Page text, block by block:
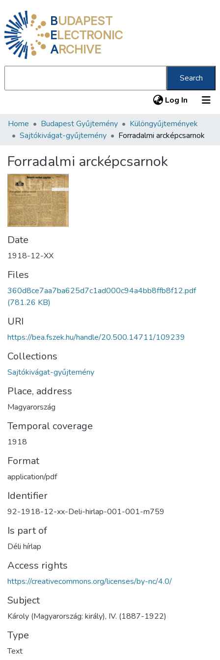
BUDAPEST
ELECTRONIC
ARCHIVE
Search
Log In (current)
Communities & Collections
Statistics
About us
Home Budapest Gyűjtemény
Különgyűjtemények
Sajtókivágat-gyűjtemény
Forradalmi arcképcsarnok
Forradalmi arcképcsarnok
Date
1918-12-XX
Files
360d8ce7aa7ba625d7c1ad000c94a4bb8ffb8f12.pdf
(781.26 KB)
URI
https://bea.fszek.hu/handle/20.500.14711/109239
Collections
Sajtókivágat-gyűjtemény
Place, address
Magyarország
Temporal coverage
1918
Format
application/pdf
Identifier
92-1918-12-xx-Deli-hirlap-001-001-m759
Is part of
Déli hírlap
Access rights
https://creativecommons.org/licenses/by-nc/4.0/
Subject
Károly (Magyarország: király), IV. (1887-1922)
Type
Text